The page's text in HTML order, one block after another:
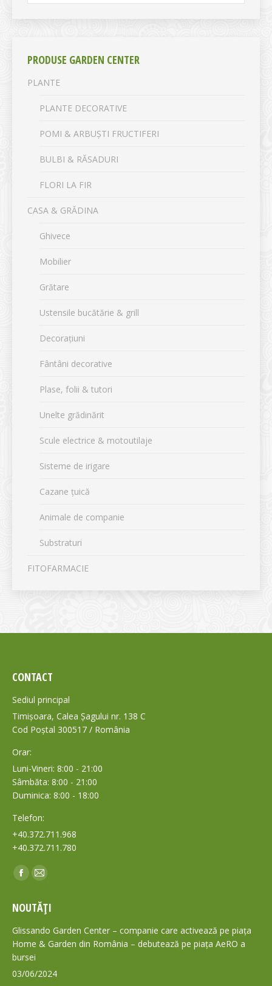
PRODUSE GARDEN CENTER
PLANTE
PLANTE DECORATIVE
POMI & ARBUȘTI FRUCTIFERI
BULBI & RĂSADURI
FLORI LA FIR
CASA & GRĂDINA
Ghivece
Mobilier
Grătare
Ustensile bucătărie & grill
Decorațiuni
Fântâni decorative
Plase, folii & tutori
Unelte grădinărit
Scule electrice & motoutilaje
Sisteme de irigare
Cazane țuică
Animale de companie
Substraturi
FITOFARMACIE
CONTACT
Sediul principal
Timișoara, Calea Șagului nr. 138 C
Cod Poștal 300517 / România
Orar:
Luni-Vineri: 8:00 - 21:00
Sâmbăta: 8:00 - 21:00
Duminica: 8:00 - 18:00
Telefon:
+40.372.711.968
+40.372.711.780
Find us on:
Facebook
opens
in
new
window
Mail
opens
in
new
NOUTĂȚI
Glissando Garden Center – companie care activează pe piața
Home & Garden din România – debutează pe piața AeRO a
bursei
03/06/2024